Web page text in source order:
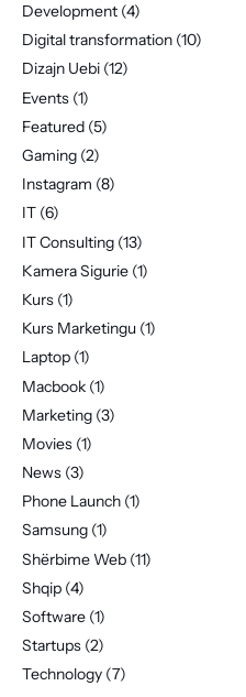
Development (4)
Digital transformation (10)
Dizajn Uebi (12)
Events (1)
Featured (5)
Gaming (2)
Instagram (8)
IT (6)
IT Consulting (13)
Kamera Sigurie (1)
Kurs (1)
Kurs Marketingu (1)
Laptop (1)
Macbook (1)
Marketing (3)
Movies (1)
News (3)
Phone Launch (1)
Samsung (1)
Shërbime Web (11)
Shqip (4)
Software (1)
Startups (2)
Technology (7)